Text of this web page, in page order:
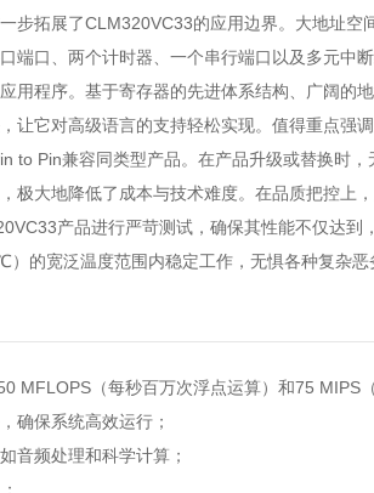
苛环境中稳定运行；并且符合RoHS无铅规范，
步拓展了CLM320VC33的应用边界。大地址空
端口、两个计时器、一个串行端口以及多元中
用程序。基于寄存器的先进体系结构、广阔的
让它对高级语言的支持轻松实现。值得重点强调
to Pin兼容同类型产品。在产品升级或替换时，
极大地降低了成本与技术难度。在品质把控上
产品进行严苛测试，确保其性能不仅达到
的宽泛温度范围内稳定工作，无惧各种复杂恶
MFLOPS（每秒百万次浮点运算）和75 MIPS
确保系统高效运行；
音频处理和科学计算；